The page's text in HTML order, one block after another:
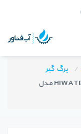
برگ گیر
برگ گیر با دسته تلسکوپی یک متری HIWATER مدل